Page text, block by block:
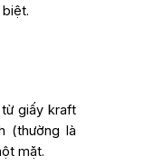
giấy kraft
(thường là
mặt.